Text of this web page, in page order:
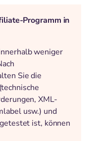
Programm in
weniger
Sie die
XML-
usw.) und
ist, können